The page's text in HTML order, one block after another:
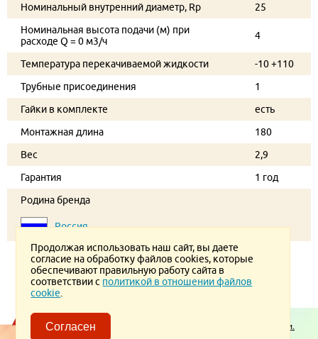
Номинальный внутренний диаметр, Rp
25
Номинальная высота подачи (м) при
расходе Q = 0 м3/ч
4
Температура перекачиваемой жидкости
-10 +110
Трубные присоединения
1
Гайки в комплекте
есть
Монтажная длина
180
Вес
2,9
Гарантия
1 год
Родина бренда
Россия
Пользовательское соглашение.
Политика конфиденциальности.
Политика в отношении обработки ПД
Продолжая использовать наш сайт, вы даете
согласие на обработку файлов cookies, которые
обеспечивают правильную работу сайта в
соответствии с политикой в отношении файлов
cookie
Согласен